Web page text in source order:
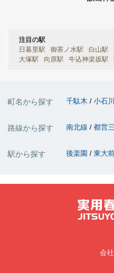
注目の駅
日暮里駅
御茶ノ水駅 白山駅
大塚駅
向原駅 牛込神楽坂駅
町名から探す 千駄木 小石川
路線から探す 南北線 都営
駅から探す 後楽園 東大
会